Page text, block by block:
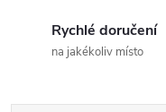
Rychlé doručení
na jakékoliv místo